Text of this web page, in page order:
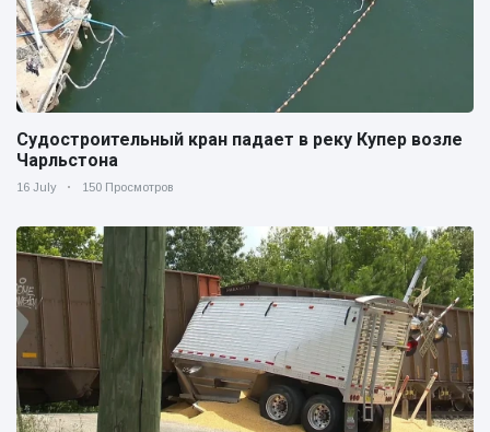
Судостроительный кран падает в реку Купер возле
Чарльстона
16 July 150 Просмотров